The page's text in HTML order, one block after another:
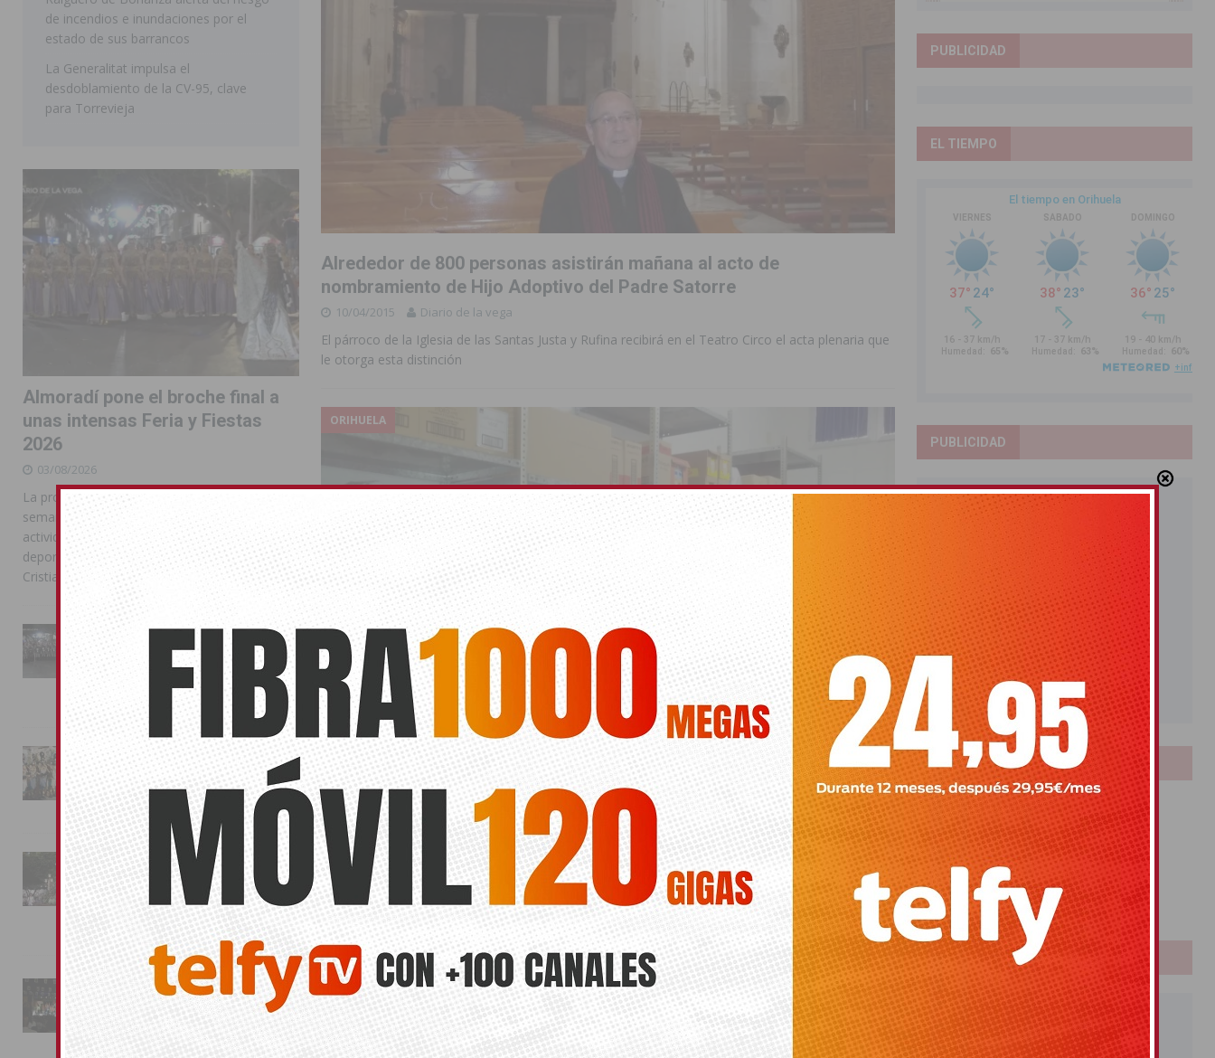
Alrededor de 800 personas asistirán mañana al acto de
nombramiento de Hijo Adoptivo del Padre Satorre
10/04/2015 Diario de la vega
El párroco de la Iglesia de las Santas Justa y Rufina recibirá en el Teatro Circo el acta plenaria que
le otorga esta distinción
ORIHUELA
El padre Satorre será nombrado Hijo Adoptivo de Orihuela en el
Pleno del próximo lunes
15/12/2014 Diario de la vega
El PP ha anunciado que apoyará la propuesta impulsada por el equipo de gobierno a petición
también de una veintena de colectivos de la ciudad
ORIHUELA
de incendios e inundaciones por el
estado de sus barrancos
La Generalitat impulsa el
desdoblamiento de la CV-95, clave
para Torrevieja
Almoradí pone el broche final a
unas intensas Feria y Fiestas
2026
03/08/2026
La programación reunió durante más de una
semana actos institucionales, conciertos,
actividades familiares, competiciones
deportivas y las celebraciones de Moros y
Cristianos
La Entrada Cristiana llena de
esplendor las calles de
Almoradí en una multitudinaria
jornada festera
02/08/2026
La magia de la Entrada Mora
conquista las calles de
Almoradí
01/08/2026
La fiesta se adueña de
Almoradí con la presentación
de los cargos festeros y la
toma del castillo
31/07/2026
Pilar de la Horadada
conmemora con emoción el
40º aniversario de su
independencia como municipio
PUBLICIDAD
EL TIEMPO
PUBLICIDAD
LOTERIAS
Bonoloto
Primitiva
El Gordo
Euromillones
Loteria
Once
PUBLICIDAD